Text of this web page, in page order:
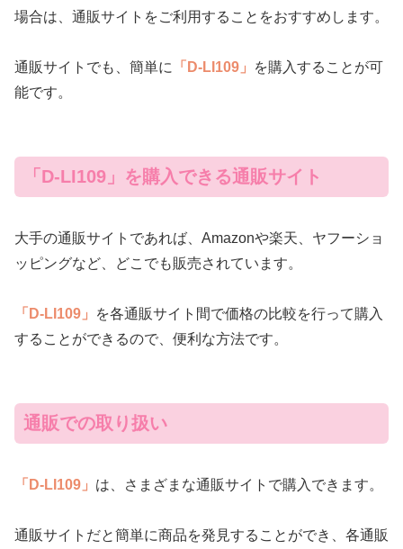
場合は、通販サイトをご利用することをおすすめします。
通販サイトでも、簡単に 「D-LI109」
を購入することが可
能です。
「D-LI109」を購入できる通販サイト
大手の通販サイトであれば、Amazonや楽天、ヤフーショ
ッピングなど、どこでも販売されています。
「D-LI109」
を各通販サイト間で価格の比較を行って購入
することができるので、便利な方法です。
通販での取り扱い
「D-LI109」 は、さまざまな通販サイトで購入できます。
通販サイトだと簡単に商品を発見することができ、各通販